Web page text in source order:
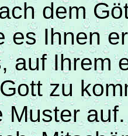
dem
es Ihnen
auf Ihrem
zu
Muster